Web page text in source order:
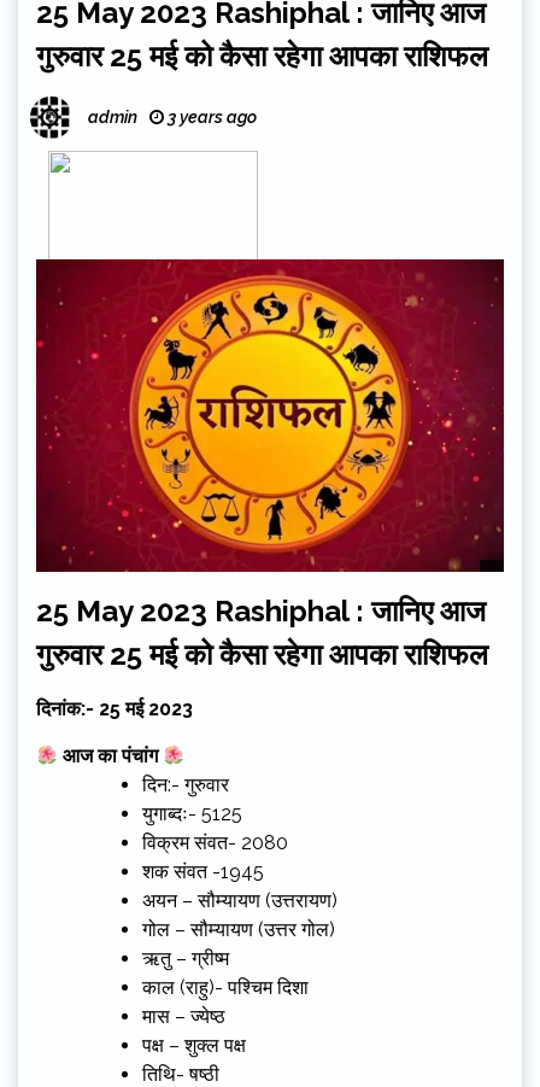
25 May 2023 Rashiphal : जानिए आज
गुरुवार 25 मई को कैसा रहेगा आपका राशिफल
admin 3 years ago
25 May 2023 Rashiphal : जानिए आज
गुरुवार 25 मई को कैसा रहेगा आपका राशिफल
दिनांक:- 25 मई 2023
आज का पंचांग
दिन:- गुरुवार
युगाब्दः- 5125
विक्रम संवत- 2080
शक संवत -1945
अयन – सौम्यायण (उत्तरायण)
गोल – सौम्यायण (उत्तर गोल)
ऋतु – ग्रीष्म
काल (राहु)- पश्चिम दिशा
मास – ज्येष्ठ
पक्ष – शुक्ल पक्ष
तिथि- षष्ठी